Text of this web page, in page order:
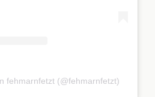
fehmarnfetzt (@fehmarnfetzt)